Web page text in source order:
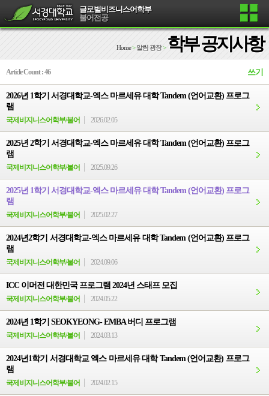
글로벌비즈니스어학부
불어전공
Home> 알림 광장> 학부 공지사항
Article Count : 46 쓰기
2026년 1학기 서경대학교-엑스 마르세유 대학 Tandem (언어교환) 프로그
램
국제비지니스어학부/불어 2026.02.05
2025년 2학기 서경대학교-엑스 마르세유 대학 Tandem (언어교환) 프로그
램
국제비지니스어학부/불어 2025.09.26
2025년 1학기 서경대학교-엑스 마르세유 대학 Tandem (언어교환) 프로그
램
국제비지니스어학부/불어 2025.02.27
2024년2학기 서경대학교-엑스 마르세유 대학 Tandem (언어교환) 프로그
램
국제비지니스어학부/불어 2024.09.06
ICC 이머전 대한민국 프로그램 2024년 스태프 모집
국제비지니스어학부/불어 2024.05.22
2024년 1학기 SEOKYEONG- EMBA 버디 프로그램
국제비지니스어학부/불어 2024.03.13
2024년1학기 서경대학교 엑스 마르세유 대학 Tandem (언어교환) 프로그
램
국제비지니스어학부/불어 2024.02.15